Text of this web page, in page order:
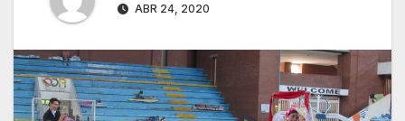
ABR 24, 2020